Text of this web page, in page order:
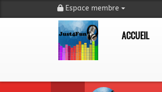
Espace membre
ACCUEIL